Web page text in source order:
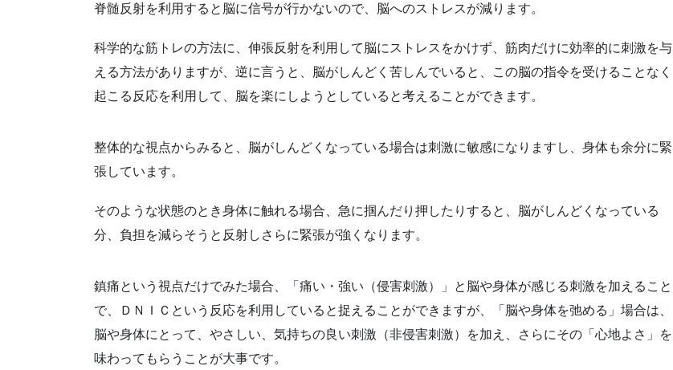
脊髄反射を利用すると脳に信号が行かないので、脳へのストレスが減ります。
科学的な筋トレの方法に、伸張反射を利用して脳にストレスをかけず、筋肉だけに効率的に刺激を与
える方法がありますが、逆に言うと、脳がしんどく苦しんでいると、この脳の指令を受けることなく
起こる反応を利用して、脳を楽にしようとしていると考えることができます。
整体的な視点からみると、脳がしんどくなっている場合は刺激に敏感になりますし、身体も余分に緊
張しています。
そのような状態のとき身体に触れる場合、急に掴んだり押したりすると、脳がしんどくなっている
分、負担を減らそうと反射しさらに緊張が強くなります。
鎮痛という視点だけでみた場合、「痛い・強い（侵害刺激）」と脳や身体が感じる刺激を加えること
で、ＤＮＩＣという反応を利用していると捉えることができますが、「脳や身体を弛める」場合は、
脳や身体にとって、やさしい、気持ちの良い刺激（非侵害刺激）を加え、さらにその「心地よさ」を
味わってもらうことが大事です。